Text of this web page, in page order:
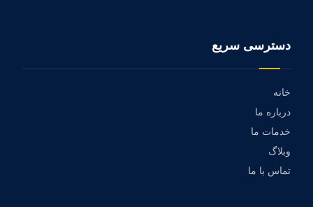
دسترسی سریع
خانه
درباره ما
خدمات ما
وبلاگ
تماس با ما